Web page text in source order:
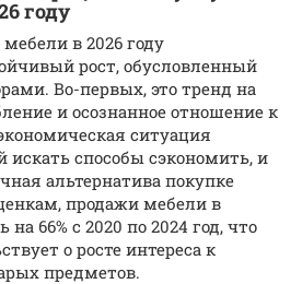
году
в 2026 году
рост, обусловленный
Во-первых, это тренд на
и осознанное отношение к
ситуация
способы сэкономить, и
альтернатива покупке
продажи мебели в
66% с 2020 по 2024 год, что
о росте интереса к
предметов.